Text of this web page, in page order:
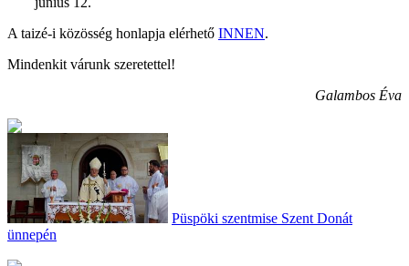
A taizé-i közösség honlapja elérhető INNEN.
Mindenkit várunk szeretettel!
Galambos Éva
Püspöki szentmise Szent Donát
ünnepén